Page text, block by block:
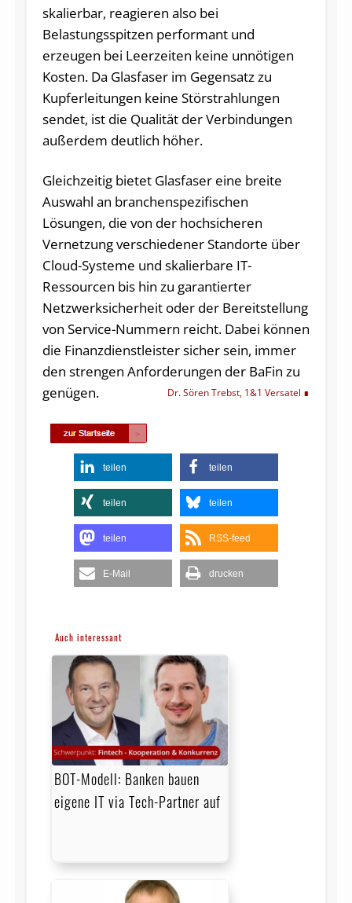
skalierbar, reagieren also bei
Belastungsspitzen performant und
erzeugen bei Leerzeiten keine unnötigen
Kosten. Da Glasfaser im Gegensatz zu
Kupferleitungen keine Störstrahlungen
sendet, ist die Qualität der Verbindungen
außerdem deutlich höher.
Gleichzeitig bietet Glasfaser eine breite
Auswahl an branchenspezifischen
Lösungen, die von der hochsicheren
Vernetzung verschiedener Standorte über
Cloud-Systeme und skalierbare IT-
Ressourcen bis hin zu garantierter
Netzwerksicherheit oder der Bereitstellung
von Service-Nummern reicht. Dabei können
die Finanzdienstleister sicher sein, immer
den strengen Anforderungen der BaFin zu
genügen.
Dr. Sören Trebst, 1&1 Versatel
teilen teilen
teilen teilen
teilen RSS-feed
E-Mail drucken
Auch interessant
BOT-Modell: Banken bauen
eigene IT via Tech-Partner auf